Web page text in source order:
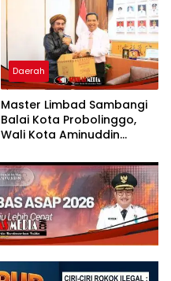
Daerah
Master Limbad Sambangi
Balai Kota Probolinggo,
Wali Kota Aminuddin
Silaturahmi